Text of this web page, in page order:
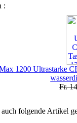
:
1200 Ultrastarke
Fr.
folgende Artikel